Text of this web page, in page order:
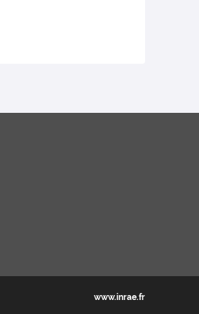
www.inrae.fr